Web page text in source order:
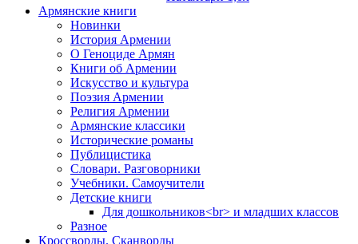
Армянские книги
Новинки
История Армении
О Геноциде Армян
Книги об Армении
Иcкусство и культура
Поэзия Армении
Религия Армении
Армянские классики
Исторические романы
Публицистика
Словари. Разговорники
Учебники. Самоучители
Детские книги
Для дошкольников<br> и младших классов
Разное
Кроссворды. Сканворды